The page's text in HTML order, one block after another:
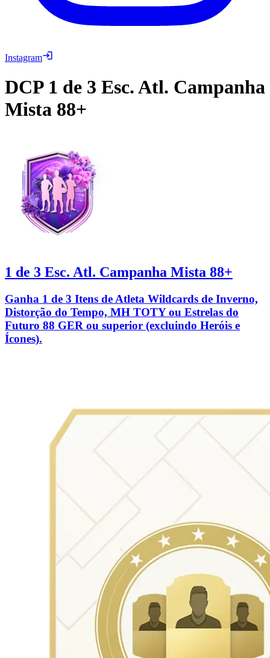
Instagram
DCP 1 de 3 Esc. Atl. Campanha
Mista 88+
1 de 3 Esc. Atl. Campanha Mista 88+
Ganha 1 de 3 Itens de Atleta Wildcards de Inverno,
Distorção do Tempo, MH TOTY ou Estrelas do
Futuro 88 GER ou superior (excluindo Heróis e
Ícones).